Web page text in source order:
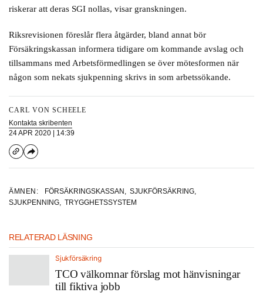
riskerar att deras SGI nollas, visar granskningen.
Riksrevisionen föreslår flera åtgärder, bland annat bör
Försäkringskassan informera tidigare om kommande avslag och
tillsammans med Arbetsförmedlingen se över mötesformen när
någon som nekats sjukpenning skrivs in som arbetssökande.
CARL VON SCHEELE
Kontakta skribenten
24 APR 2020 | 14:39
ÄMNEN: FÖRSÄKRINGSKASSAN , SJUKFÖRSÄKRING,
SJUKPENNING, TRYGGHETSSYSTEM
RELATERAD LÄSNING
Sjukförsäkring
TCO välkomnar förslag mot hänvisningar
till fiktiva jobb